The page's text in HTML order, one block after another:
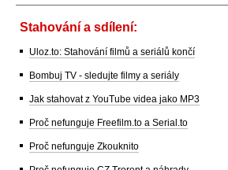
Stahování a sdílení:
Uloz.to: Stahování filmů a seriálů končí
Bombuj TV - sledujte filmy a seriály
Jak stahovat z YouTube videa jako MP3
Proč nefunguje Freefilm.to a Serial.to
Proč nefunguje Zkouknito